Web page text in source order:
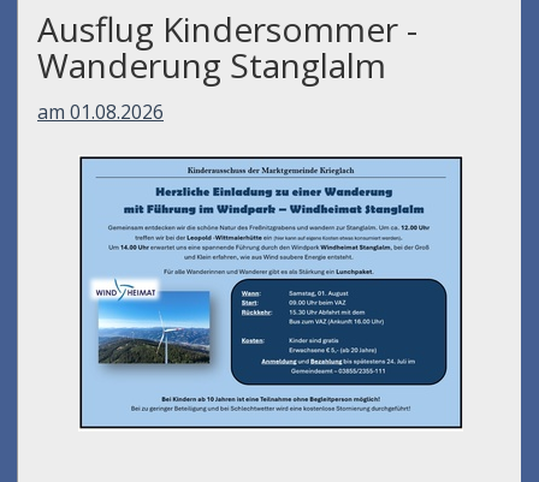
Ausflug Kindersommer -
Wanderung Stanglalm
am 01.08.2026